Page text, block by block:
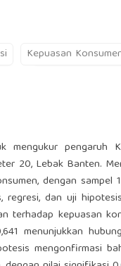
Kepuasan
mengukur pengaruh
20, Lebak Banten.
dengan
regresi, dan uji
terhadap kepuasan
menunjukkan
mengonfirmasi